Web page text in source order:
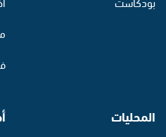
المحليات